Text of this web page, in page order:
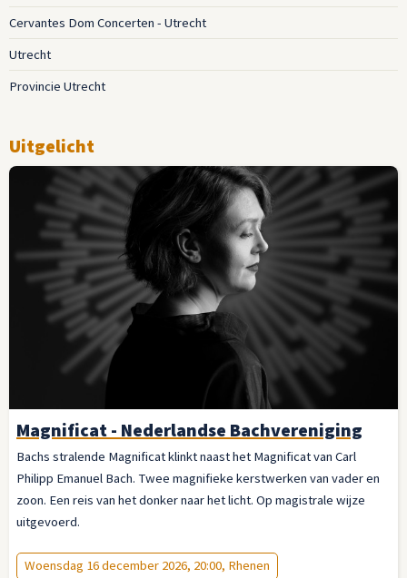
Cervantes Dom Concerten - Utrecht
Utrecht
Provincie Utrecht
Uitgelicht
Magnificat - Nederlandse Bachvereniging
Bachs stralende Magnificat klinkt naast het Magnificat van Carl
Philipp Emanuel Bach. Twee magnifieke kerstwerken van vader en
zoon. Een reis van het donker naar het licht. Op magistrale wijze
uitgevoerd.
Woensdag 16 december 2026, 20:00, Rhenen